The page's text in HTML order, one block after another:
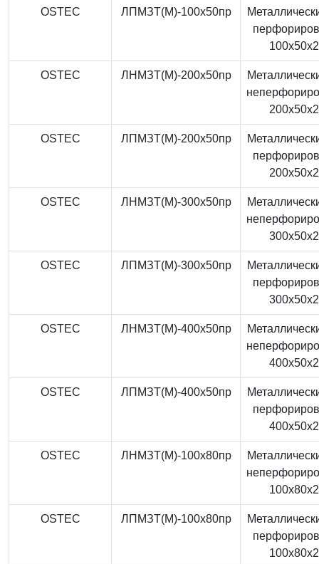
OSTEC ЛПМЗТ(М)-100x50пр
OSTEC ЛНМЗТ(М)-200x50пр
OSTEC ЛПМЗТ(М)-200x50пр
OSTEC ЛНМЗТ(М)-300x50пр
OSTEC ЛПМЗТ(М)-300x50пр
OSTEC ЛНМЗТ(М)-400x50пр
OSTEC ЛПМЗТ(М)-400x50пр
OSTEC ЛНМЗТ(М)-100x80пр
OSTEC ЛПМЗТ(М)-100x80пр